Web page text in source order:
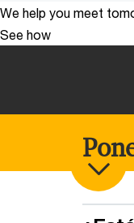
We help you meet
See how